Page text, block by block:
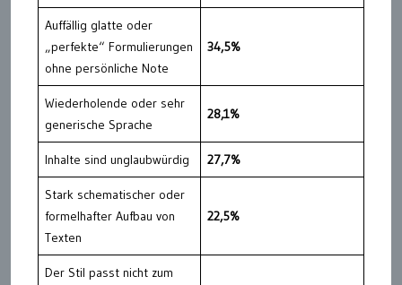
Auffällig glatte oder
„perfekte“ Formulierungen
ohne persönliche Note
34,5%
Wiederholende oder sehr
generische Sprache
28,1%
Inhalte sind unglaubwürdig 27,7%
Stark schematischer oder
formelhafter Aufbau von
Texten
22,5%
Der Stil passt nicht zum